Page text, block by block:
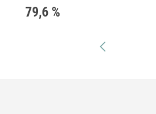
79,6 %